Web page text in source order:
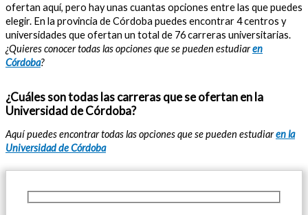
ofertan aquí, pero hay unas cuantas opciones entre las que puedes
elegir. En la provincia de Córdoba puedes encontrar 4 centros y
universidades que ofertan un total de 76 carreras universitarias.
¿Quieres conocer todas las opciones que se pueden estudiaren
Córdoba?
¿Cuáles son todas las carreras que se ofertan en la
Universidad de Córdoba?
Aquí puedes encontrar todas las opciones que se pueden estudiaren la
Universidad de Córdoba